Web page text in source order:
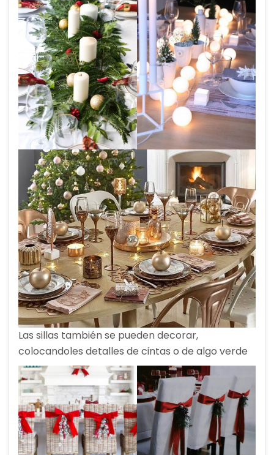
Las sillas también se pueden decorar,
colocandoles detalles de cintas o de algo verde